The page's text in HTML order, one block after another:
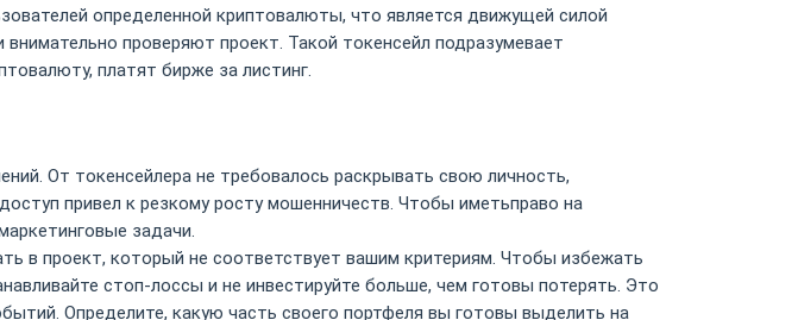
определенной криптовалюты, что является движущей силой
проверяют проект. Такой токенсейл подразумевает
платят бирже за листинг.
От токенсейлера не требовалось раскрывать свою личность,
привел к резкому росту мошенничеств. Чтобы иметьправо на
задачи.
в проект, который не соответствует вашим критериям. Чтобы избежать
стоп-лоссы и не инвестируйте больше, чем готовы потерять. Это
Определите, какую часть своего портфеля вы готовы выделить на